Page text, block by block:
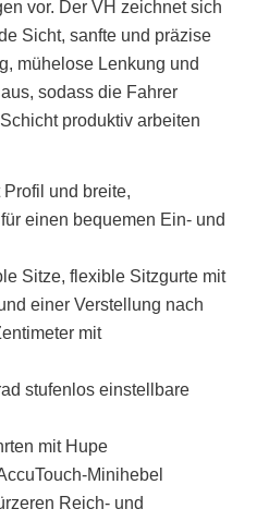
vor. Der VH zeichnet sich
Sicht, sanfte und präzise
mühelose Lenkung und
sodass die Fahrer
produktiv arbeiten
und breite,
einen bequemen Ein- und
Sitze, flexible Sitzgurte mit
einer Verstellung nach
mit
stufenlos einstellbare
mit Hupe
Minihebel
Reich- und